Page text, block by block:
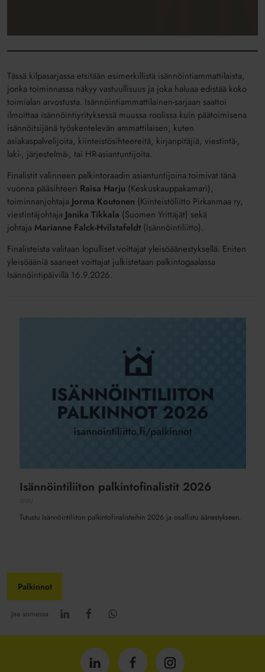
Tässä kilpasarjassa etsitään esimerkillistä isännöintiammattilaista,
jonka toiminnassa näkyy vastuullisuus ja joka haluaa edistää koko
toimialan arvostusta. Isännöintiammattilainen-sarjaan saattoi
ilmoittaa isännöintiyrityksessä muussa roolissa kuin päätoimisena
isännöitsijänä työskentelevän ammattilaisen, kuten
asiakaspalvelijoita, kiinteistösihteereitä, kirjanpitäjiä, viestintä-,
laki-, järjestelmä-, tai HR-asiantuntijoita.
Finalistit valinneen palkintoraadin asiantuntijoina toimivat tänä
vuonna pääsihteeri Raisa Harju (Keskuskauppakamari),
toiminnanjohtajaJorma Koutonen (Kiinteistöliitto Pirkanmaa ry,
viestintäjohtajaJanika Tikkala (Suomen Yrittäjät) sekä
johtaja Marianne Falck-Hvilstafeldt (Isännöintiliitto).
Finalisteista valitaan lopulliset voittajat yleisöäänestyksellä. Eniten
yleisöääniä saaneet voittajat julkistetaan palkintogaalassa
Isännöintipäivillä 16.9.2026.
Isännöintiliiton palkintofinalistit 2026
Tutustu Isännöintiliiton palkintofinalisteihin 2026 ja osallistu äänestykseen.
Palkinnot
Jaa somessa
IsännöintiliittoIsännöintiliittoIsännöintiliitto